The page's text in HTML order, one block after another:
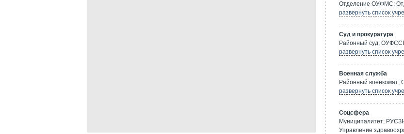
Отделение ОУФМС;
развернуть список
Суд и прокуратура
Районный суд;
развернуть список
Военная служба
Районный военкомат;
развернуть список
Соцсфера
Муниципалитет;
Управление